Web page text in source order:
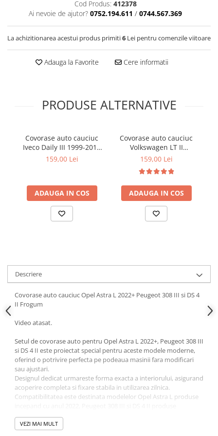
Huse Volan cu Ac si Ata
Huse Volan din Piele Ecologica
Huse Volan din Piele Ecologica cu
Nuca Volan
Oglinda Retrovizoare
Ornamente Auto
Ornamente Schimbator Viteza
Ornamente Toba Auto
Scrumiere Auto
Suport Auto Ochelari
Suporti Numar Inmatriculare
Suporti Telefon Auto
Tetiera Auto
Covorase TOYOTA
Covorase VOLKSWAGEN
Covorase VOLVO
Tavite Portbagaj
Cod Produs: 412378
Ai nevoie de ajutor? 0752.194.611 / 0744.567.369
La achizitionarea acestui produs primiti6 Lei pentru comenzile viitoare
Adauga la Favorite Cere informatii
PRODUSE ALTERNATIVE
Covorase auto cauciuc
Iveco Daily III 1999-2014
Frogum
159,00 Lei
ADAUGA IN COS
Covorase auto cauciuc
Volkswagen LT II
Mercedes-Benz Sprinter
159,00 Lei
ADAUGA IN COS
Descriere
Covorase auto cauciuc Opel Astra L 2022+ Peugeot 308 III si DS 4
II Frogum
Video atasat.
Setul de covorase auto pentru Opel Astra L 2022+, Peugeot 308 III
si DS 4 II este proiectat special pentru aceste modele moderne,
oferind o potrivire perfecta pe podeaua masinii fara modificari
sau ajustari.
Designul dedicat urmareste forma exacta a interiorului, asigurand
acoperire completa si fixare stabila in utilizarea zilnica.
Compatibilitatea este destinata modelelor Opel Astra L produse
incepand cu anul 2021.
Covorasele sunt prevazute cu margini de protectie care
VEZI MAI MULT